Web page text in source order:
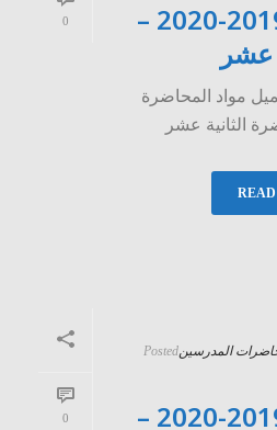
0
إدارة المشاريع 2019-2020 –
عشر
مواد المحاضرة
الثانية عشر
0
المدرسينPosted
إدارة المشاريع 2019-2020 –